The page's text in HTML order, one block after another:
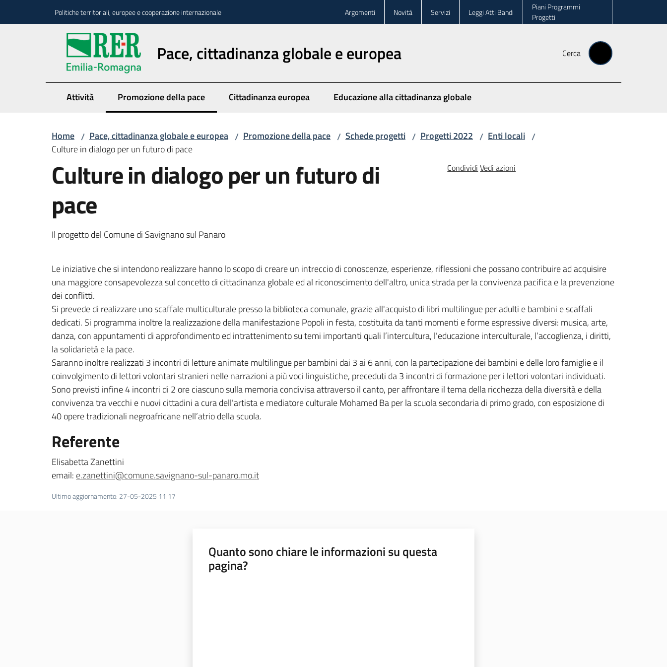
Politiche territoriali, europee e cooperazione internazionale Argomenti Novità Servizi Leggi Atti Bandi
Piani Programmi
Progetti
Pace, cittadinanza globale e europea Cerca
Attività Promozione della pace
Menu selezionato Cittadinanza europea Educazione alla cittadinanza globale
Home / Pace, cittadinanza globale e europea / Promozione della pace / Schede progetti / Progetti 2022 / Enti locali /
Culture in dialogo per un futuro di pace
Culture in dialogo per un futuro di
pace
Il progetto del Comune di Savignano sul Panaro
Condividi Vedi azioni
Le iniziative che si intendono realizzare hanno lo scopo di creare un intreccio di conoscenze, esperienze, riflessioni che possano contribuire ad acquisire
una maggiore consapevolezza sul concetto di cittadinanza globale ed al riconoscimento dell'altro, unica strada per la convivenza pacifica e la prevenzione
dei conflitti.
Si prevede di realizzare uno scaffale multiculturale presso la biblioteca comunale, grazie all'acquisto di libri multilingue per adulti e bambini e scaffali
dedicati. Si programma inoltre la realizzazione della manifestazione Popoli in festa, costituita da tanti momenti e forme espressive diversi: musica, arte,
danza, con appuntamenti di approfondimento ed intrattenimento su temi importanti quali l’intercultura, l’educazione interculturale, l’accoglienza, i diritti,
la solidarietà e la pace.
Saranno inoltre realizzati 3 incontri di letture animate multilingue per bambini dai 3 ai 6 anni, con la partecipazione dei bambini e delle loro famiglie e il
coinvolgimento di lettori volontari stranieri nelle narrazioni a più voci linguistiche, preceduti da 3 incontri di formazione per i lettori volontari individuati.
Sono previsti infine 4 incontri di 2 ore ciascuno sulla memoria condivisa attraverso il canto, per affrontare il tema della ricchezza della diversità e della
convivenza tra vecchi e nuovi cittadini a cura dell’artista e mediatore culturale Mohamed Ba per la scuola secondaria di primo grado, con esposizione di
40 opere tradizionali negroafricane nell’atrio della scuola.
Referente
Elisabetta Zanettini
email: e.zanettini@comune.savignano-sul-panaro.mo.it
Ultimo aggiornamento: 27-05-2025 11:17
Quanto sono chiare le informazioni su questa
pagina?